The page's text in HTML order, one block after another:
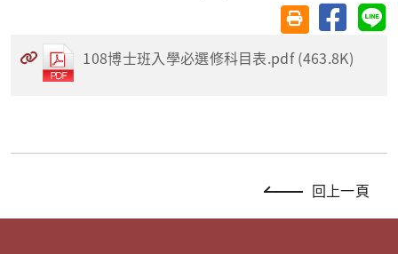
友善列印(另開視
分享至
108博士班入學必選修科目表.pdf (463.8K)
回上一頁